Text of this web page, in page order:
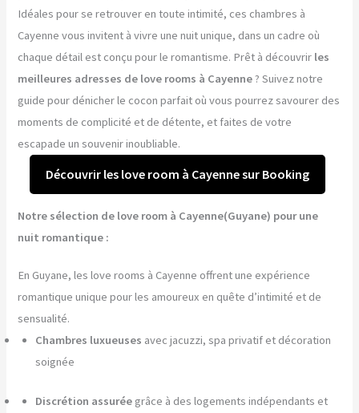
Idéales pour se retrouver en toute intimité, ces chambres à
Cayenne vous invitent à vivre une nuit unique, dans un cadre où
chaque détail est conçu pour le romantisme. Prêt à découvrir les
meilleures adresses de love rooms à Cayenne? Suivez notre
guide pour dénicher le cocon parfait où vous pourrez savourer des
moments de complicité et de détente, et faites de votre
escapade un souvenir inoubliable.
Découvrir les love room à Cayenne sur Booking
Notre sélection de love room à Cayenne(Guyane) pour une
nuit romantique :
En Guyane, les love rooms à Cayenne offrent une expérience
romantique unique pour les amoureux en quête d’intimité et de
sensualité.
Chambres luxueuses avec jacuzzi, spa privatif et décoration
soignée
Discrétion assurée grâce à des logements indépendants et